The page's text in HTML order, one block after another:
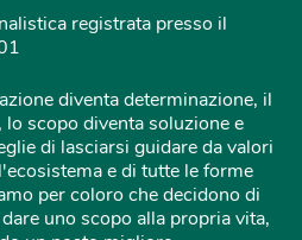
registrata presso il
diventa determinazione, il
scopo diventa soluzione e
di lasciarsi guidare da valori
e di tutte le forme
per coloro che decidono di
uno scopo alla propria vita,